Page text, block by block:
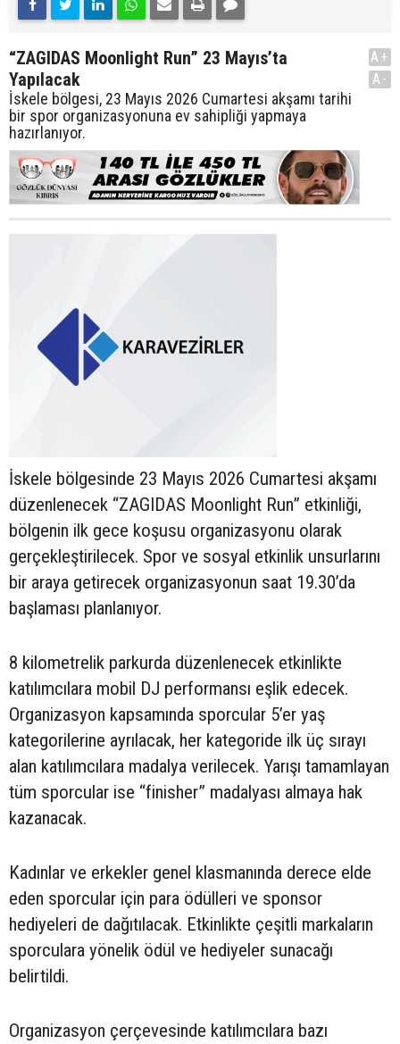
“ZAGIDAS Moonlight Run” 23 Mayıs’ta
Yapılacak
İskele bölgesi, 23 Mayıs 2026 Cumartesi akşamı tarihi
bir spor organizasyonuna ev sahipliği yapmaya
hazırlanıyor.
A+
A-
İskele bölgesinde 23 Mayıs 2026 Cumartesi akşamı
düzenlenecek “ZAGIDAS Moonlight Run” etkinliği,
bölgenin ilk gece koşusu organizasyonu olarak
gerçekleştirilecek. Spor ve sosyal etkinlik unsurlarını
bir araya getirecek organizasyonun saat 19.30’da
başlaması planlanıyor.
8 kilometrelik parkurda düzenlenecek etkinlikte
katılımcılara mobil DJ performansı eşlik edecek.
Organizasyon kapsamında sporcular 5’er yaş
kategorilerine ayrılacak, her kategoride ilk üç sırayı
alan katılımcılara madalya verilecek. Yarışı tamamlayan
tüm sporcular ise “finisher” madalyası almaya hak
kazanacak.
Kadınlar ve erkekler genel klasmanında derece elde
eden sporcular için para ödülleri ve sponsor
hediyeleri de dağıtılacak. Etkinlikte çeşitli markaların
sporculara yönelik ödül ve hediyeler sunacağı
belirtildi.
Organizasyon çerçevesinde katılımcılara bazı